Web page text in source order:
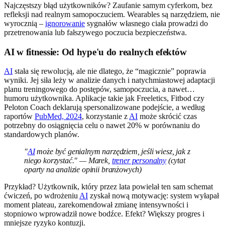
Najczęstszy błąd użytkowników? Zaufanie samym cyferkom, bez
refleksji nad realnym samopoczuciem. Wearables są narzędziem, nie
wyrocznią – ignorowanie sygnałów własnego ciała prowadzi do
przetrenowania lub fałszywego poczucia bezpieczeństwa.
AI w fitnessie: Od hype'u do realnych efektów
AI stała się rewolucją, ale nie dlatego, że “magicznie” poprawia
wyniki. Jej siła leży w analizie danych i natychmiastowej adaptacji
planu treningowego do postępów, samopoczucia, a nawet…
humoru użytkownika. Aplikacje takie jak Freeletics, Fitbod czy
Peloton Coach deklarują spersonalizowane podejście, a według
raportów PubMed, 2024, korzystanie z AI może skrócić czas
potrzebny do osiągnięcia celu o nawet 20% w porównaniu do
standardowych planów.
"AImoże być genialnym narzędziem, jeśli wiesz, jak z
niego korzystać." — Marek, trener personalny(cytat
oparty na analizie opinii branżowych)
Przykład? Użytkownik, który przez lata powielał ten sam schemat
ćwiczeń, po wdrożeniu AI zyskał nową motywację: system wyłapał
moment plateau, zarekomendował zmianę intensywności i
stopniowo wprowadził nowe bodźce. Efekt? Większy progres i
mniejsze ryzyko kontuzji.